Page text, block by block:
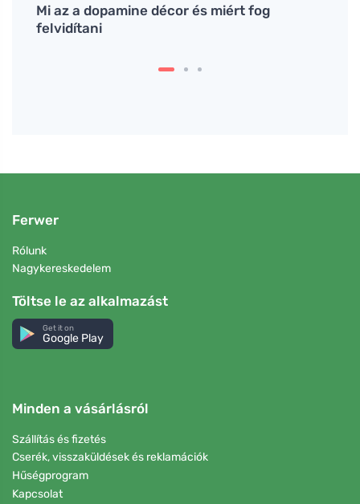
Mi az a dopamine décor és miért fog
felvidítani
Ferwer
Rólunk
Nagykereskedelem
Töltse le az alkalmazást
Get it on
Google Play
Minden a vásárlásról
Szállítás és fizetés
Cserék, visszaküldések és reklamációk
Hűségprogram
Kapcsolat